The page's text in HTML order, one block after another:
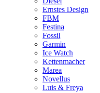
Ernstes Design
FBM
Festina
Fossil
Garmin
Ice Watch
Kettenmacher
Marea
Novellus
Luis & Freya